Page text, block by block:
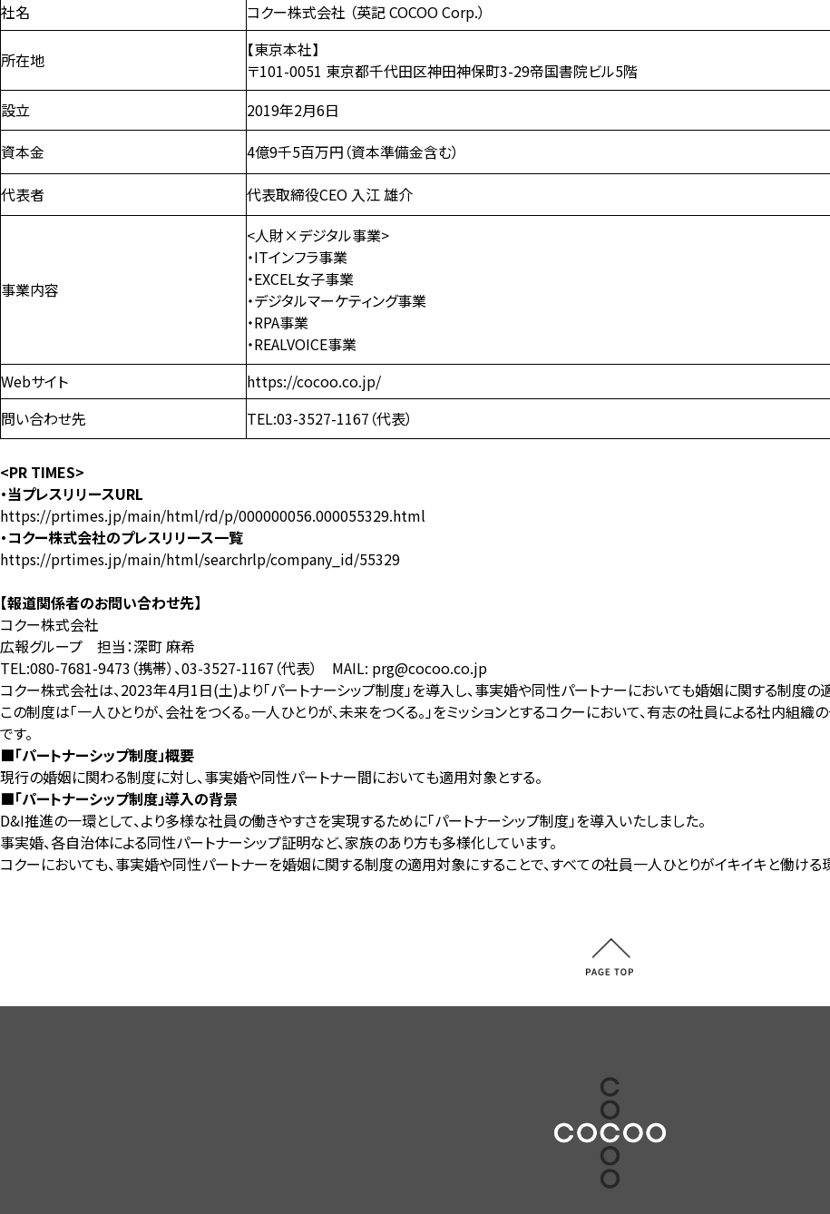
社名
コクー株式会社 （英記 COCOO Corp.）
所在地
【東京本社】
〒101-0051 東京都千代田区神田神保町3-29帝国書院ビル5階
設立
2019年2月6日
資本金
4億9千5百万円（資本準備金含む）
代表者
代表取締役CEO 入江 雄介
事業内容
<人財×デジタル事業>
・ITインフラ事業
・EXCEL女子事業
・デジタルマーケティング事業
・RPA事業
・REALVOICE事業
Webサイト
https://cocoo.co.jp/
問い合わせ先
TEL:03-3527-1167（代表）
<PR TIMES>
・当プレスリリースURL
https://prtimes.jp/main/html/rd/p/000000056.000055329.html
・コクー株式会社のプレスリリース⼀覧
https://prtimes.jp/main/html/searchrlp/company_id/55329
【報道関係者のお問い合わせ先】
コクー株式会社
広報グループ 担当：深町 麻希
TEL:080-7681-9473（携帯）、03-3527-1167（代表） MAIL: prg@cocoo.co.jp
コクー株式会社は、2023年4月1日(土)より「パートナーシップ制度」を導入し、事実婚や同性パートナーにおいても婚姻に関する制度の
この制度は「一人ひとりが、会社をつくる。一人ひとりが、未来をつくる。」をミッションとするコクーにおいて、有志の社員による社内組
です。
■「パートナーシップ制度」概要
現行の婚姻に関わる制度に対し、事実婚や同性パートナー間においても適用対象とする。
■「パートナーシップ制度」導入の背景
D&I推進の一環として、より多様な社員の働きやすさを実現するために「パートナーシップ制度」を導入いたしました。
事実婚、各自治体による同性パートナーシップ証明など、家族のあり方も多様化しています。
コクーにおいても、事実婚や同性パートナーを婚姻に関する制度の適用対象にすることで、すべての社員一人ひとりがイキイキと働ける環